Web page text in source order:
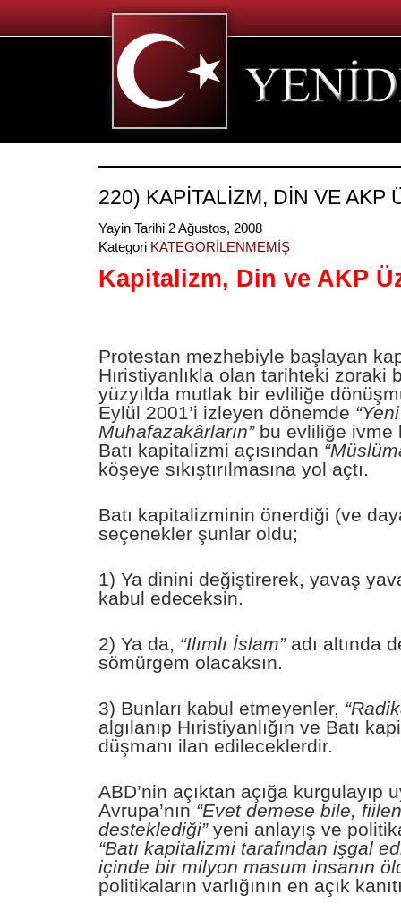
220) KAPİTALİZM, DİN VE AKP
Yayin Tarihi 2 Ağustos, 2008
Kategori KATEGORİLENMEMİŞ
Kapitalizm, Din ve AKP
Protestan mezhebiyle başlayan
Hıristiyanlıkla olan tarihteki zoraki
yüzyılda mutlak bir evliliğe
Eylül 2001’i izleyen dönemde “Yeni
Muhafazakârların” bu evliliğe ivme
Batı kapitalizmi açısından
köşeye sıkıştırılmasına yol açtı.
Batı kapitalizminin önerdiği (ve
seçenekler şunlar oldu;
1) Ya dinini değiştirerek, yavaş
kabul edeceksin.
2) Ya da, “Ilımlı İslam” adı altında
sömürgem olacaksın.
3) Bunları kabul etmeyenler,
algılanıp Hıristiyanlığın ve Batı
düşmanı ilan edileceklerdir.
ABD’nin açıktan açığa kurgulayıp
Avrupa’nın “Evet demese bile,
desteklediği” yeni anlayış ve
“Batı kapitalizmi tarafından işgal
içinde bir milyon masum insanın
politikaların varlığının en açık